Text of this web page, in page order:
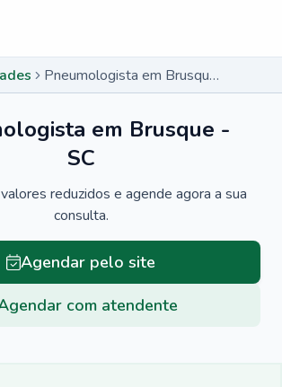
Pneumologista em Brusque - SC
em Brusque -
SC
reduzidos e agende agora a sua
consulta.
Agendar pelo site
com atendente